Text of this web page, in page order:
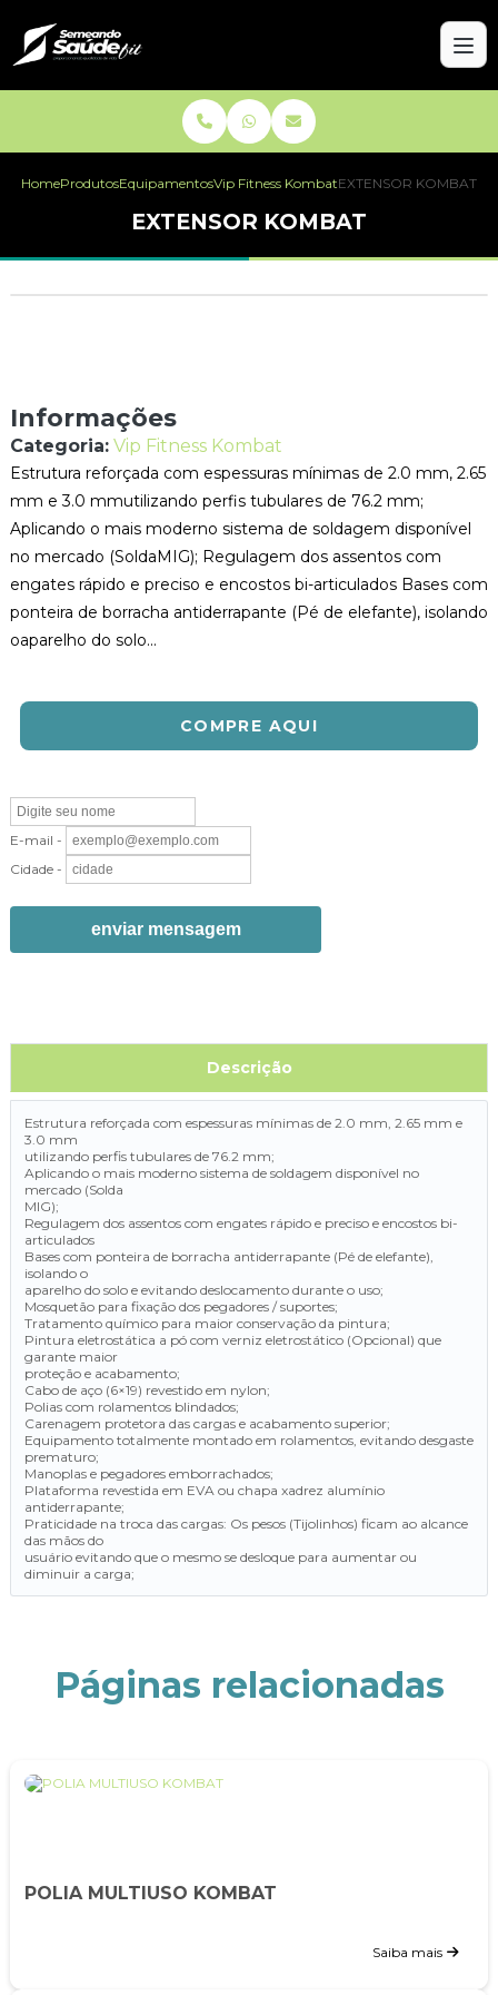
HomeProdutosEquipamentosVip Fitness KombatEXTENSOR KOMBAT
EXTENSOR KOMBAT
Informações
Categoria: Vip Fitness Kombat
Estrutura reforçada com espessuras mínimas de 2.0 mm, 2.65
mm e 3.0 mmutilizando perfis tubulares de 76.2 mm;
Aplicando o mais moderno sistema de soldagem disponível
no mercado (SoldaMIG); Regulagem dos assentos com
engates rápido e preciso e encostos bi-articulados Bases com
ponteira de borracha antiderrapante (Pé de elefante), isolando
oaparelho do solo...
COMPRE AQUI
E-mail -
Cidade -
enviar mensagem
Descrição
Estrutura reforçada com espessuras mínimas de 2.0 mm, 2.65 mm e
3.0 mm
utilizando perfis tubulares de 76.2 mm;
Aplicando o mais moderno sistema de soldagem disponível no
mercado (Solda
MIG);
Regulagem dos assentos com engates rápido e preciso e encostos bi-
articulados
Bases com ponteira de borracha antiderrapante (Pé de elefante),
isolando o
aparelho do solo e evitando deslocamento durante o uso;
Mosquetão para fixação dos pegadores / suportes;
Tratamento químico para maior conservação da pintura;
Pintura eletrostática a pó com verniz eletrostático (Opcional) que
garante maior
proteção e acabamento;
Cabo de aço (6×19) revestido em nylon;
Polias com rolamentos blindados;
Carenagem protetora das cargas e acabamento superior;
Equipamento totalmente montado em rolamentos, evitando desgaste
prematuro;
Manoplas e pegadores emborrachados;
Plataforma revestida em EVA ou chapa xadrez alumínio
antiderrapante;
Praticidade na troca das cargas: Os pesos (Tijolinhos) ficam ao alcance
das mãos do
usuário evitando que o mesmo se desloque para aumentar ou
diminuir a carga;
Páginas relacionadas
POLIA MULTIUSO KOMBAT
Saiba mais